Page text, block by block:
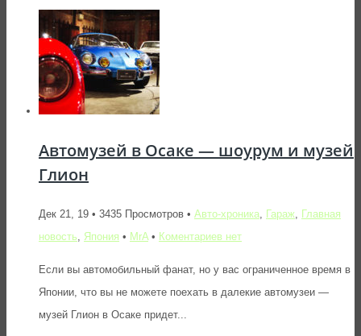
Автомузей в Осаке — шоурум и музей
Глион
Дек 21, 19 • 3435 Просмотров • Авто-хроника Гараж Главная
новость
Япония • MrA • Коментариев нет
Если вы автомобильный фанат, но у вас ограниченное время в
Японии, что вы не можете поехать в далекие автомузеи —
музей Глион в Осаке придет...